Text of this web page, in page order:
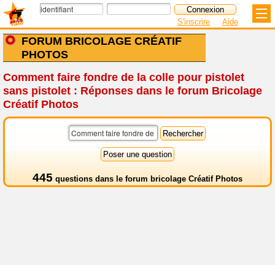
FORUM BRICOLAGE CRÉATIF
PHOTOS
S'inscrire Aide
Comment faire fondre de la colle pour pistolet
sans pistolet : Réponses dans le forum Bricolage
Créatif Photos
445 questions dans le forum bricolage Créatif Photos